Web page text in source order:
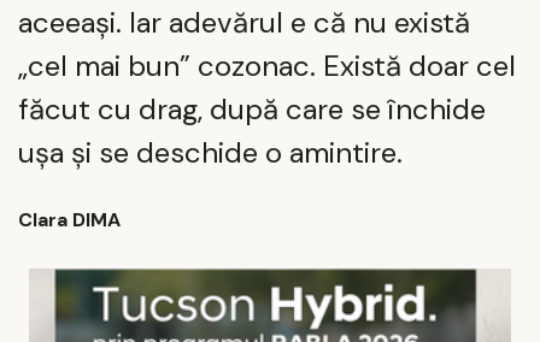
aceeași. Iar adevărul e că nu există
„cel mai bun” cozonac. Există doar cel
făcut cu drag, după care se închide
ușa și se deschide o amintire.
Clara DIMA